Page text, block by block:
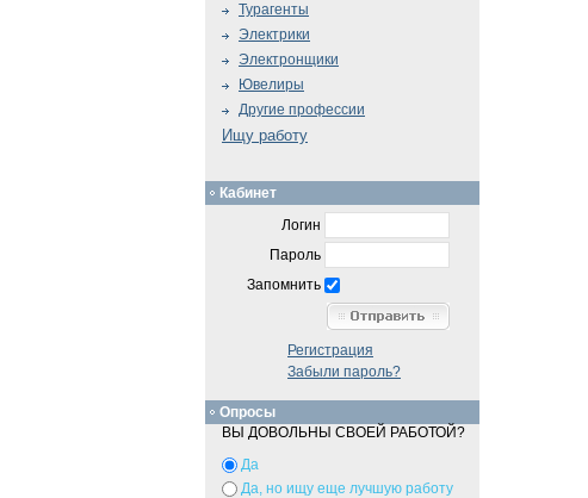
Турагенты
Электрики
Электронщики
Ювелиры
Другие профессии
Ищу работу
Кабинет
Логин
Пароль
Запомнить
Регистрация
Забыли пароль?
Опросы
ВЫ ДОВОЛЬНЫ СВОЕЙ РАБОТОЙ?
Да
Да, но ищу еще лучшую работу